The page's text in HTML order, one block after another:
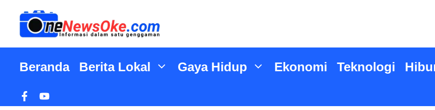
Beranda Berita Lokal Gaya Hidup Ekonomi Teknologi